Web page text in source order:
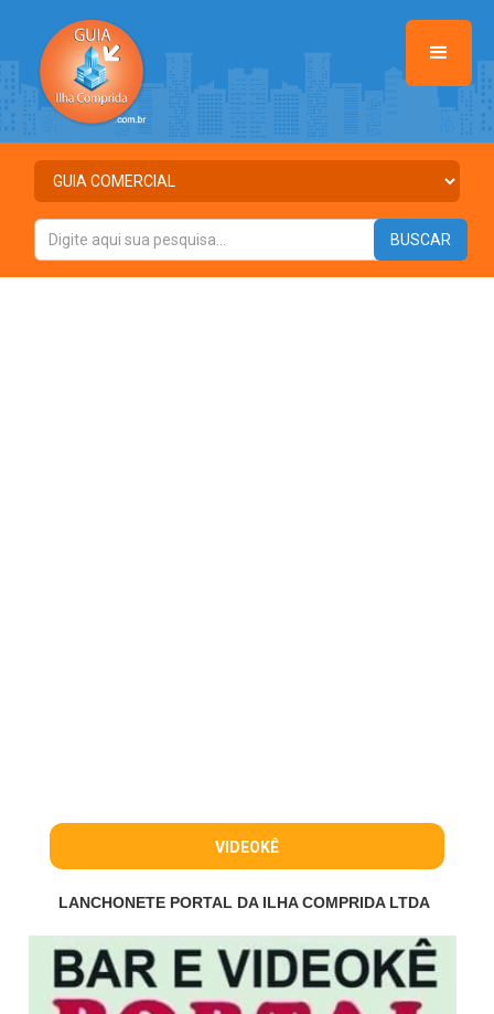
VIDEOKÊ
LANCHONETE PORTAL DA ILHA COMPRIDA LTDA